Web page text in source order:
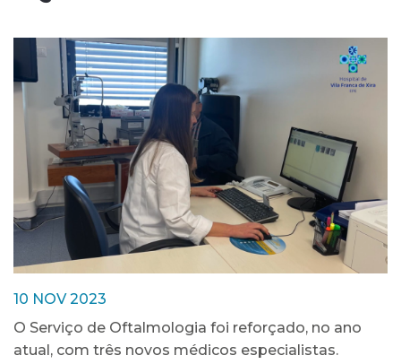
10 NOV 2023
O Serviço de Oftalmologia foi reforçado, no ano
atual, com três novos médicos especialistas.